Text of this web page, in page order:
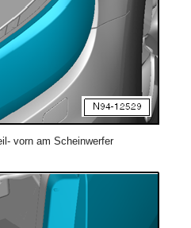
vorn am Scheinwerfer